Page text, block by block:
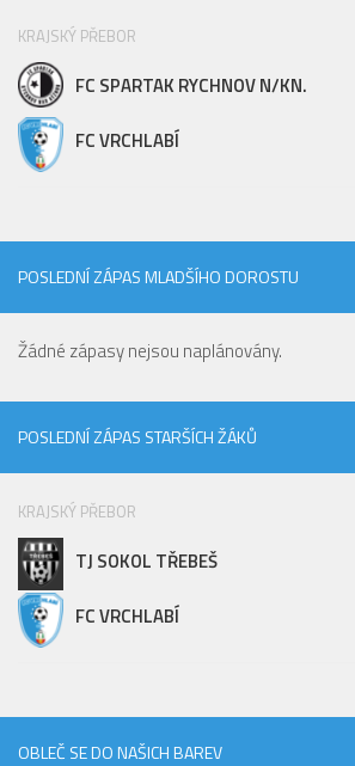
KRAJSKÝ PŘEBOR
FC SPARTAK RYCHNOV N/KN.
FC VRCHLABÍ
POSLEDNÍ ZÁPAS MLADŠÍHO DOROSTU
Žádné zápasy nejsou naplánovány.
POSLEDNÍ ZÁPAS STARŠÍCH ŽÁKŮ
KRAJSKÝ PŘEBOR
TJ SOKOL TŘEBEŠ
FC VRCHLABÍ
OBLEČ SE DO NAŠICH BAREV